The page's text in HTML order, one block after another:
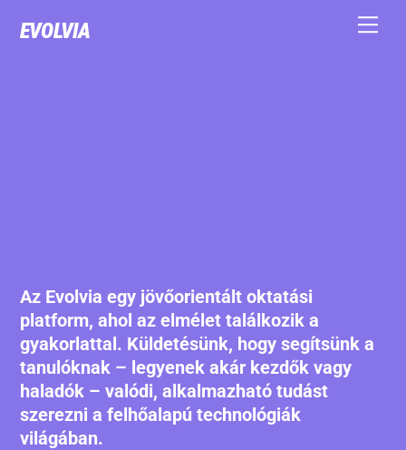
EVOLVIA
Az Evolvia egy jövőorientált oktatási
platform, ahol az elmélet találkozik a
gyakorlattal. Küldetésünk, hogy segítsünk a
tanulóknak – legyenek akár kezdők vagy
haladók – valódi, alkalmazható tudást
szerezni a felhőalapú technológiák
világában.